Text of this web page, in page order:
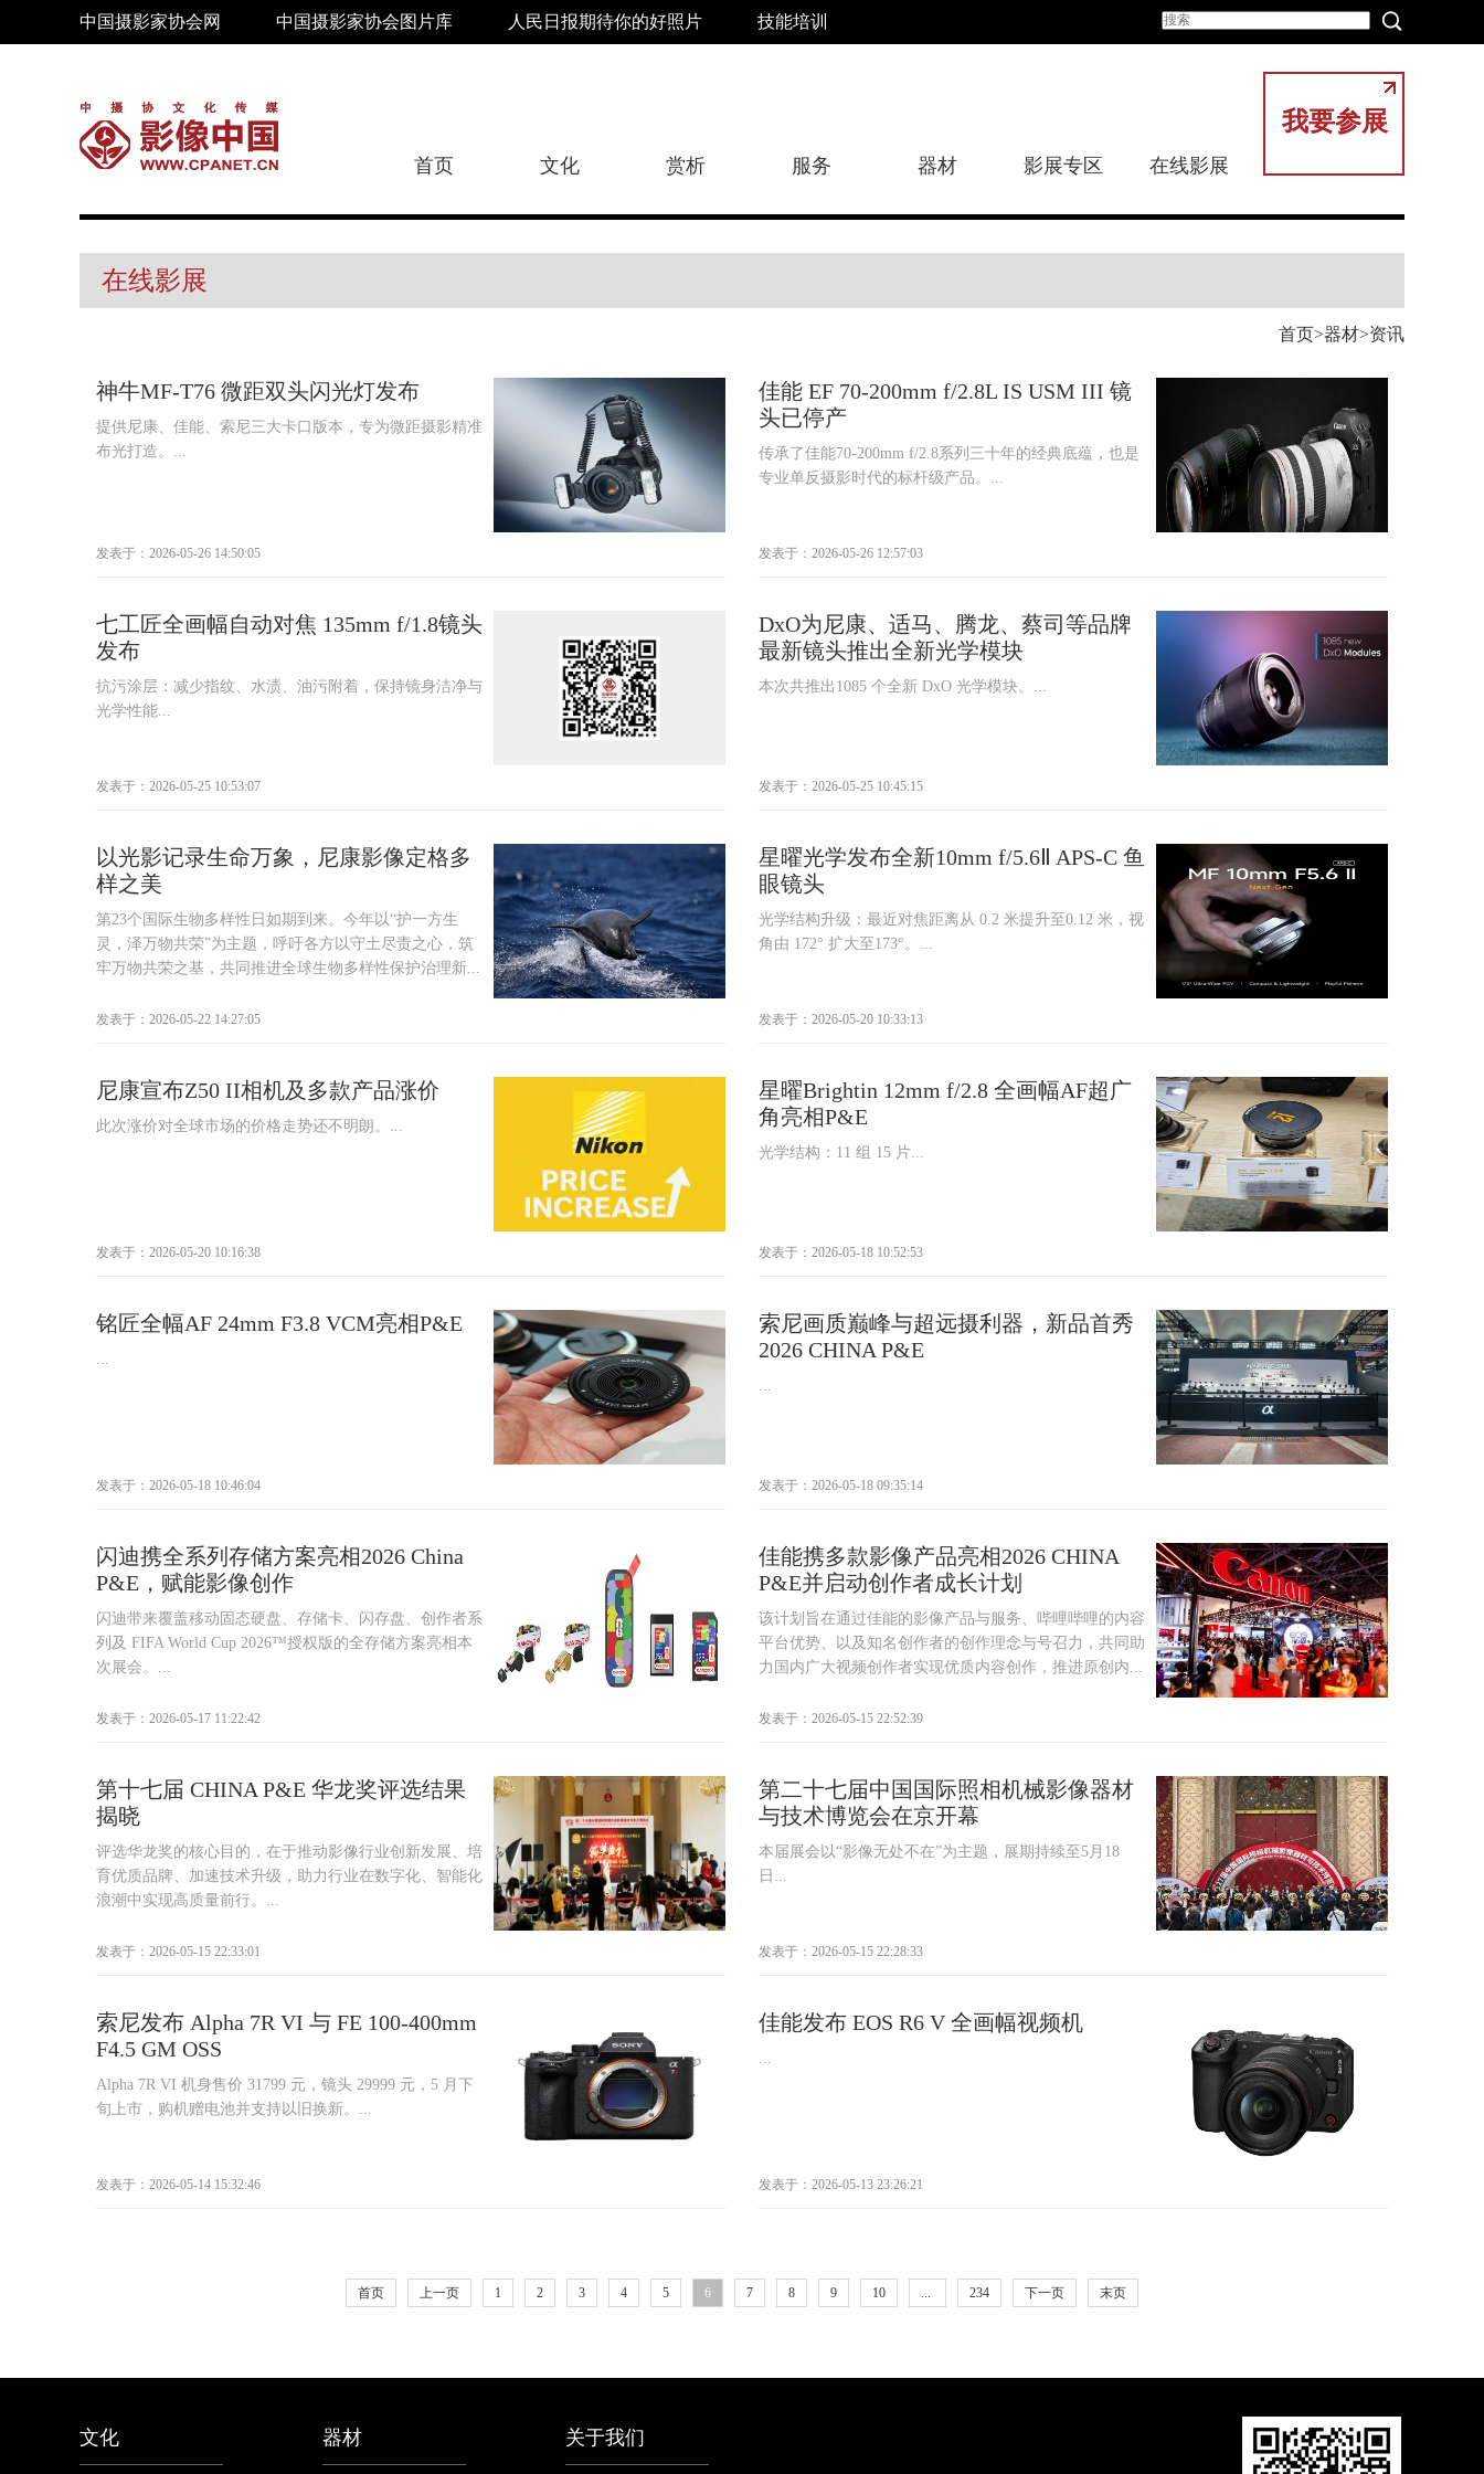
中国摄影家协会网 中国摄影家协会图片库 人民日报期待你的好照片 技能培训
我要参展
首页 文化 赏析 服务 器材 影展专区 在线影展
在线影展
首页 器材 资讯
神牛MF‑T76 微距双头闪光灯发布
提供尼康、佳能、索尼三大卡口版本，专为微距摄影精准
布光打造。...
发表于：2026-05-26 14:50:05
佳能 EF 70-200mm f/2.8L IS USM III 镜
头已停产
传承了佳能70-200mm f/2.8系列三十年的经典底蕴，也是
专业单反摄影时代的标杆级产品。...
发表于：2026-05-26 12:57:03
七工匠全画幅自动对焦 135mm f/1.8镜头
发布
抗污涂层：减少指纹、水渍、油污附着，保持镜身洁净与
光学性能...
发表于：2026-05-25 10:53:07
DxO为尼康、适马、腾龙、蔡司等品牌
最新镜头推出全新光学模块
本次共推出1085 个全新 DxO 光学模块。...
发表于：2026-05-25 10:45:15
以光影记录生命万象，尼康影像定格多
样之美
第23个国际生物多样性日如期到来。今年以“护一方生
灵，泽万物共荣”为主题，呼吁各方以守土尽责之心，筑
牢万物共荣之基，共同推进全球生物多样性保护治理新...
发表于：2026-05-22 14:27:05
星曜光学发布全新10mm f/5.6Ⅱ APS‑C 鱼
眼镜头
光学结构升级：最近对焦距离从 0.2 米提升至0.12 米，视
角由 172° 扩大至173°。...
发表于：2026-05-20 10:33:13
尼康宣布Z50 II相机及多款产品涨价
此次涨价对全球市场的价格走势还不明朗。...
发表于：2026-05-20 10:16:38
星曜Brightin 12mm f/2.8 全画幅AF超广
角亮相P&E
光学结构：11 组 15 片...
发表于：2026-05-18 10:52:53
铭匠全幅AF 24mm F3.8 VCM亮相P&E
...
发表于：2026-05-18 10:46:04
索尼画质巅峰与超远摄利器，新品首秀
2026 CHINA P&E
...
发表于：2026-05-18 09:35:14
闪迪携全系列存储方案亮相2026 China
P&E，赋能影像创作
闪迪带来覆盖移动固态硬盘、存储卡、闪存盘、创作者系
列及 FIFA World Cup 2026™授权版的全存储方案亮相本
次展会。...
发表于：2026-05-17 11:22:42
佳能携多款影像产品亮相2026 CHINA
P&E并启动创作者成长计划
该计划旨在通过佳能的影像产品与服务、哔哩哔哩的内容
平台优势、以及知名创作者的创作理念与号召力，共同助
力国内广大视频创作者实现优质内容创作，推进原创内...
发表于：2026-05-15 22:52:39
第十七届 CHINA P&E 华龙奖评选结果
揭晓
评选华龙奖的核心目的，在于推动影像行业创新发展、培
育优质品牌、加速技术升级，助力行业在数字化、智能化
浪潮中实现高质量前行。...
发表于：2026-05-15 22:33:01
第二十七届中国国际照相机械影像器材
与技术博览会在京开幕
本届展会以“影像无处不在”为主题，展期持续至5月18
日...
发表于：2026-05-15 22:28:33
索尼发布 Alpha 7R VI 与 FE 100-400mm
F4.5 GM OSS
Alpha 7R VI 机身售价 31799 元，镜头 29999 元，5 月下
旬上市，购机赠电池并支持以旧换新。...
发表于：2026-05-14 15:32:46
佳能发布 EOS R6 V 全画幅视频机
...
发表于：2026-05-13 23:26:21
首页 上一页 1 2 3 4 5 6 7 8 9 10 ... 234 下一页 末页
文化 器材 关于我们